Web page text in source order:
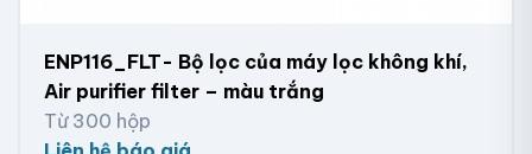
ENP116_FLT- Bộ lọc của máy lọc không khí,
Air purifier filter – màu trắng
Từ 300 hộp